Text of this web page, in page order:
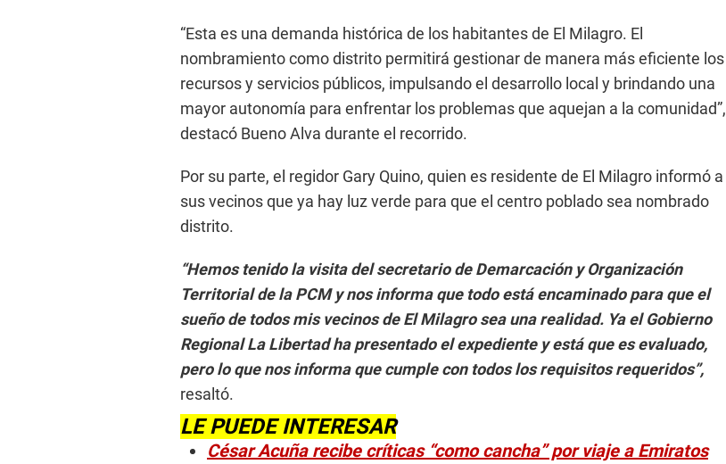
“Esta es una demanda histórica de los habitantes de El Milagro. El
nombramiento como distrito permitirá gestionar de manera más eficiente los
recursos y servicios públicos, impulsando el desarrollo local y brindando una
mayor autonomía para enfrentar los problemas que aquejan a la comunidad”,
destacó Bueno Alva durante el recorrido.
Por su parte, el regidor Gary Quino, quien es residente de El Milagro informó a
sus vecinos que ya hay luz verde para que el centro poblado sea nombrado
distrito.
“Hemos tenido la visita del secretario de Demarcación y Organización
Territorial de la PCM y nos informa que todo está encaminado para que el
sueño de todos mis vecinos de El Milagro sea una realidad. Ya el Gobierno
Regional La Libertad ha presentado el expediente y está que es evaluado,
pero lo que nos informa que cumple con todos los requisitos requeridos”,
resaltó.
LE PUEDE INTERESAR
César Acuña recibe críticas “como cancha” por viaje a Emiratos